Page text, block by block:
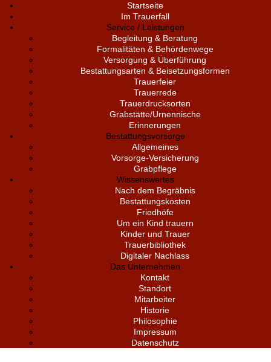
Startseite
Im Trauerfall
Service / Leistungen
Begleitung & Beratung
Formalitäten & Behördenwege
Versorgung & Überführung
Bestattungsarten & Beisetzungsformen
Trauerfeier
Trauerrede
Trauerdrucksorten
Grabstätte/Urnennische
Erinnerungen
Bestattungsvorsorge
Allgemeines
Vorsorge-Versicherung
Grabpflege
Wissenswertes
Nach dem Begräbnis
Bestattungskosten
Friedhöfe
Um ein Kind trauern
Kinder und Trauer
Trauerbibliothek
Digitaler Nachlass
Das Unternehmen
Kontakt
Standort
Mitarbeiter
Historie
Philosophie
Impressum
Datenschutz